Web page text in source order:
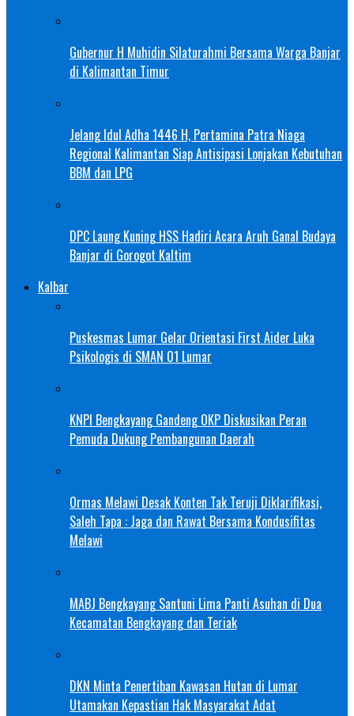
Gubernur H Muhidin Silaturahmi Bersama Warga Banjar
di Kalimantan Timur
Jelang Idul Adha 1446 H, Pertamina Patra Niaga
Regional Kalimantan Siap Antisipasi Lonjakan Kebutuhan
BBM dan LPG
DPC Laung Kuning HSS Hadiri Acara Aruh Ganal Budaya
Banjar di Gorogot Kaltim
Kalbar
Puskesmas Lumar Gelar Orientasi First Aider Luka
Psikologis di SMAN 01 Lumar
KNPI Bengkayang Gandeng OKP Diskusikan Peran
Pemuda Dukung Pembangunan Daerah
Ormas Melawi Desak Konten Tak Teruji Diklarifikasi,
Saleh Tapa : Jaga dan Rawat Bersama Kondusifitas
Melawi
MABJ Bengkayang Santuni Lima Panti Asuhan di Dua
Kecamatan Bengkayang dan Teriak
DKN Minta Penertiban Kawasan Hutan di Lumar
Utamakan Kepastian Hak Masyarakat Adat